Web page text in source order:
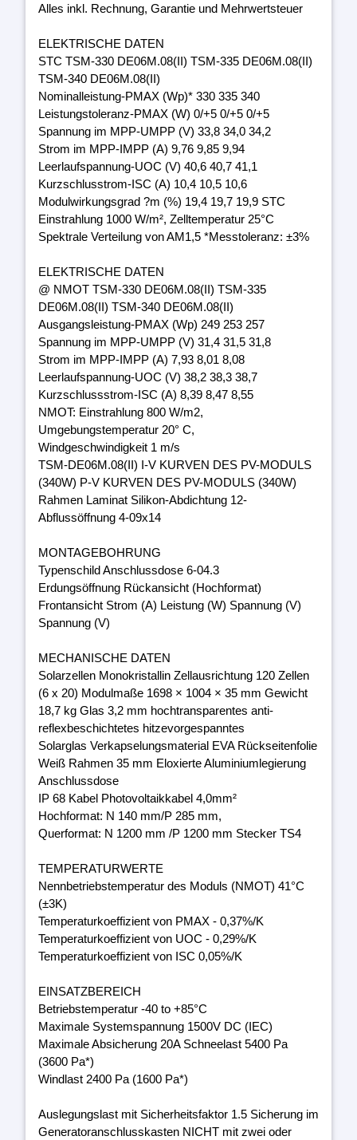
Alles inkl. Rechnung, Garantie und Mehrwertsteuer
ELEKTRISCHE DATEN
STC TSM-330 DE06M.08(II) TSM-335 DE06M.08(II)
TSM-340 DE06M.08(II)
Nominalleistung-PMAX (Wp)* 330 335 340
Leistungstoleranz-PMAX (W) 0/+5 0/+5 0/+5
Spannung im MPP-UMPP (V) 33,8 34,0 34,2
Strom im MPP-IMPP (A) 9,76 9,85 9,94
Leerlaufspannung-UOC (V) 40,6 40,7 41,1
Kurzschlusstrom-ISC (A) 10,4 10,5 10,6
Modulwirkungsgrad ?m (%) 19,4 19,7 19,9 STC
Einstrahlung 1000 W/m², Zelltemperatur 25°C
Spektrale Verteilung von AM1,5 *Messtoleranz: ±3%
ELEKTRISCHE DATEN
@ NMOT TSM-330 DE06M.08(II) TSM-335
DE06M.08(II) TSM-340 DE06M.08(II)
Ausgangsleistung-PMAX (Wp) 249 253 257
Spannung im MPP-UMPP (V) 31,4 31,5 31,8
Strom im MPP-IMPP (A) 7,93 8,01 8,08
Leerlaufspannung-UOC (V) 38,2 38,3 38,7
Kurzschlussstrom-ISC (A) 8,39 8,47 8,55
NMOT: Einstrahlung 800 W/m2,
Umgebungstemperatur 20° C,
Windgeschwindigkeit 1 m/s
TSM-DE06M.08(II) I-V KURVEN DES PV-MODULS
(340W) P-V KURVEN DES PV-MODULS (340W)
Rahmen Laminat Silikon-Abdichtung 12-
Abflussöffnung 4-09x14
MONTAGEBOHRUNG
Typenschild Anschlussdose 6-04.3
Erdungsöffnung Rückansicht (Hochformat)
Frontansicht Strom (A) Leistung (W) Spannung (V)
Spannung (V)
MECHANISCHE DATEN
Solarzellen Monokristallin Zellausrichtung 120 Zellen
(6 x 20) Modulmaße 1698 × 1004 × 35 mm Gewicht
18,7 kg Glas 3,2 mm hochtransparentes anti-
reflexbeschichtetes hitzevorgespanntes
Solarglas Verkapselungsmaterial EVA Rückseitenfolie
Weiß Rahmen 35 mm Eloxierte Aluminiumlegierung
Anschlussdose
IP 68 Kabel Photovoltaikkabel 4,0mm²
Hochformat: N 140 mm/P 285 mm,
Querformat: N 1200 mm /P 1200 mm Stecker TS4
TEMPERATURWERTE
Nennbetriebstemperatur des Moduls (NMOT) 41°C
(±3K)
Temperaturkoeffizient von PMAX - 0,37%/K
Temperaturkoeffizient von UOC - 0,29%/K
Temperaturkoeffizient von ISC 0,05%/K
EINSATZBEREICH
Betriebstemperatur -40 to +85°C
Maximale Systemspannung 1500V DC (IEC)
Maximale Absicherung 20A Schneelast 5400 Pa
(3600 Pa*)
Windlast 2400 Pa (1600 Pa*)
Auslegungslast mit Sicherheitsfaktor 1.5 Sicherung im
Generatoranschlusskasten NICHT mit zwei oder